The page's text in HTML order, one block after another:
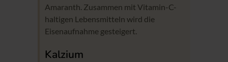
Amaranth. Zusammen mit Vitamin-C-
haltigen Lebensmitteln wird die
Eisenaufnahme gesteigert.
Kalzium